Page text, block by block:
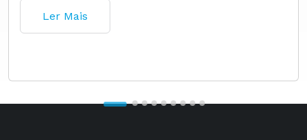
Ler Mais